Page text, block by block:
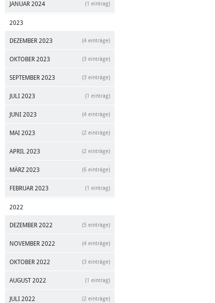
JANUAR 2024 (1 eintrag)
2023
DEZEMBER 2023 (4 einträge)
OKTOBER 2023 (3 einträge)
SEPTEMBER 2023 (3 einträge)
JULI 2023 (1 eintrag)
JUNI 2023 (4 einträge)
MAI 2023 (2 einträge)
APRIL 2023 (2 einträge)
MÄRZ 2023 (6 einträge)
FEBRUAR 2023 (1 eintrag)
2022
DEZEMBER 2022 (5 einträge)
NOVEMBER 2022 (4 einträge)
OKTOBER 2022 (3 einträge)
AUGUST 2022 (1 eintrag)
JULI 2022 (2 einträge)